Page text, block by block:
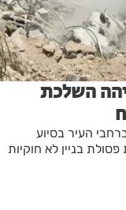
השלכת
העיר בסיוע
בניין לא חוקיות